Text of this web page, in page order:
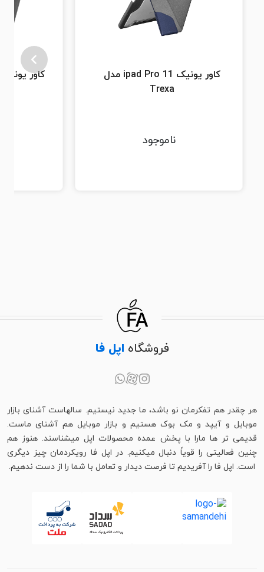
کاور یونیک ipad Pro 11 مدل
Trexa
ناموجود
فروشگاه اپل فا
هر چقدر هم تفکرمان نو باشد، ما جدید نیستیم. سالهاست آشنای بازار
موبایل و آیپد و مک بوک هستیم و بازار موبایل هم آشنای ماست.
قدیمی تر ها مارا با پخش عمده محصولات اپل میشناسند. هنوز هم
چنین فعالیتی را قویاً دنبال میکنیم. در اپل فا رویکردمان چیز دیگری
است. اپل فا را آفریدیم تا فرصت دیدار و تعامل با شما را از دست ندهیم.